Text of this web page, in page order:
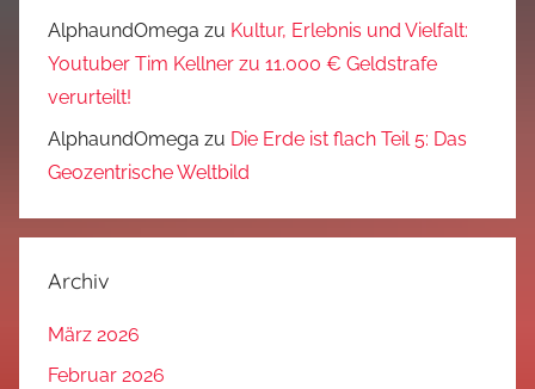
AlphaundOmega zu Kultur, Erlebnis und Vielfalt:
Youtuber Tim Kellner zu 11.000 € Geldstrafe
verurteilt!
AlphaundOmega zu Die Erde ist flach Teil 5: Das
Geozentrische Weltbild
Archiv
März 2026
Februar 2026